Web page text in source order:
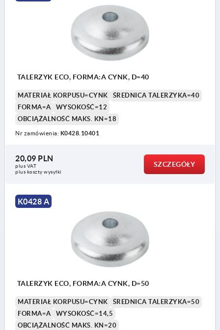
TALERZYK ECO, FORMA:A CYNK, D=40
MATERIAŁ KORPUSU=CYNK
ŚREDNICA TALERZYKA=40
FORMA=A
WYSOKOŚĆ=12
OBCIĄŻALNOŚĆ MAKS. KN=18
Nr zamówienia: K0428.10401
20,09 PLN
plus VAT
plus koszty wysyłki
SZCZEGÓŁY
K0428 A
TALERZYK ECO, FORMA:A CYNK, D=50
MATERIAŁ KORPUSU=CYNK
ŚREDNICA TALERZYKA=50
FORMA=A
WYSOKOŚĆ=14,5
OBCIĄŻALNOŚĆ MAKS. KN=20